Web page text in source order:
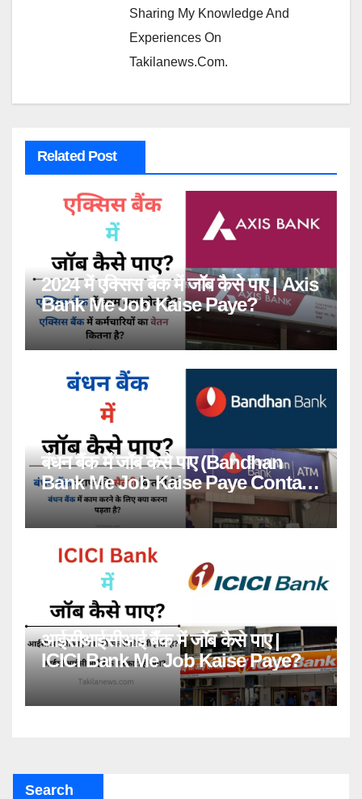
Sharing My Knowledge And
Experiences On
Takilanews.com.
Related Post
2024 में एक्सिस बैंक में जॉब कैसे पाए | Axis
Bank Me Job Kaise Paye?
बंधन बैंक में जॉब कैसे पाए (Bandhan
Bank Me Job Kaise Paye Contact
Number)
आईसीआईसीआई बैंक में जॉब कैसे पाए |
ICICI Bank Me Job Kaise Paye?
Search